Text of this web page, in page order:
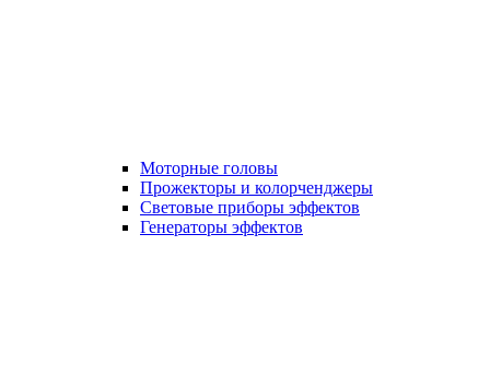
Моторные головы
Прожекторы и колорченджеры
Световые приборы эффектов
Генераторы эффектов